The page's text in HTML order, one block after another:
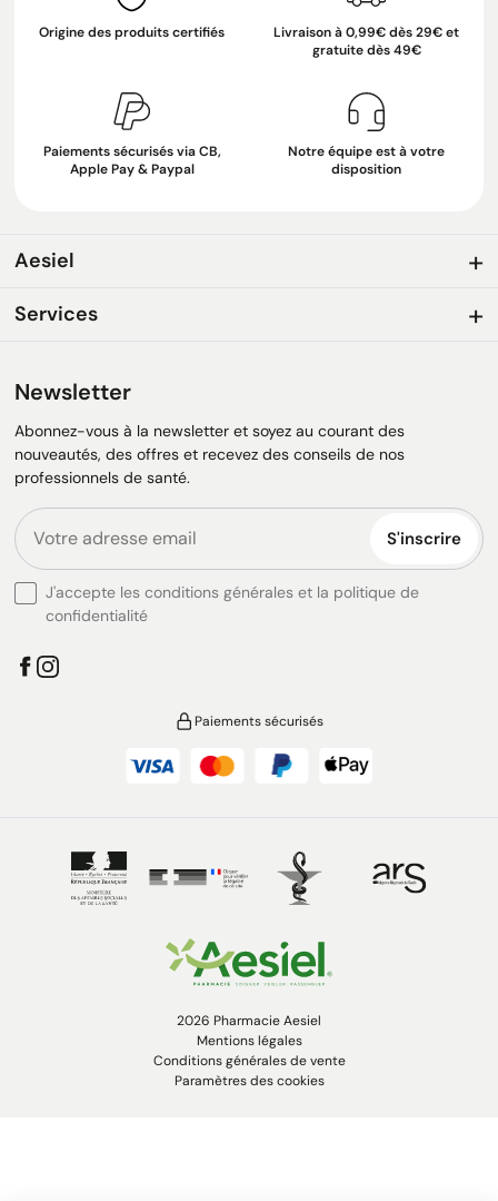
Origine des produits certifiés
Livraison à 0,99€ dès 29€ et
gratuite dès 49€
Paiements sécurisés via CB,
Apple Pay & Paypal
Notre équipe est à votre
disposition
Aesiel
Services
Newsletter
Abonnez-vous à la newsletter et soyez au courant des
nouveautés, des offres et recevez des conseils de nos
professionnels de santé.
S'inscrire
J'accepte les conditions générales et la politique de
confidentialité
Paiements sécurisés
2026 Pharmacie Aesiel
Mentions légales
Conditions générales de vente
Paramètres des cookies